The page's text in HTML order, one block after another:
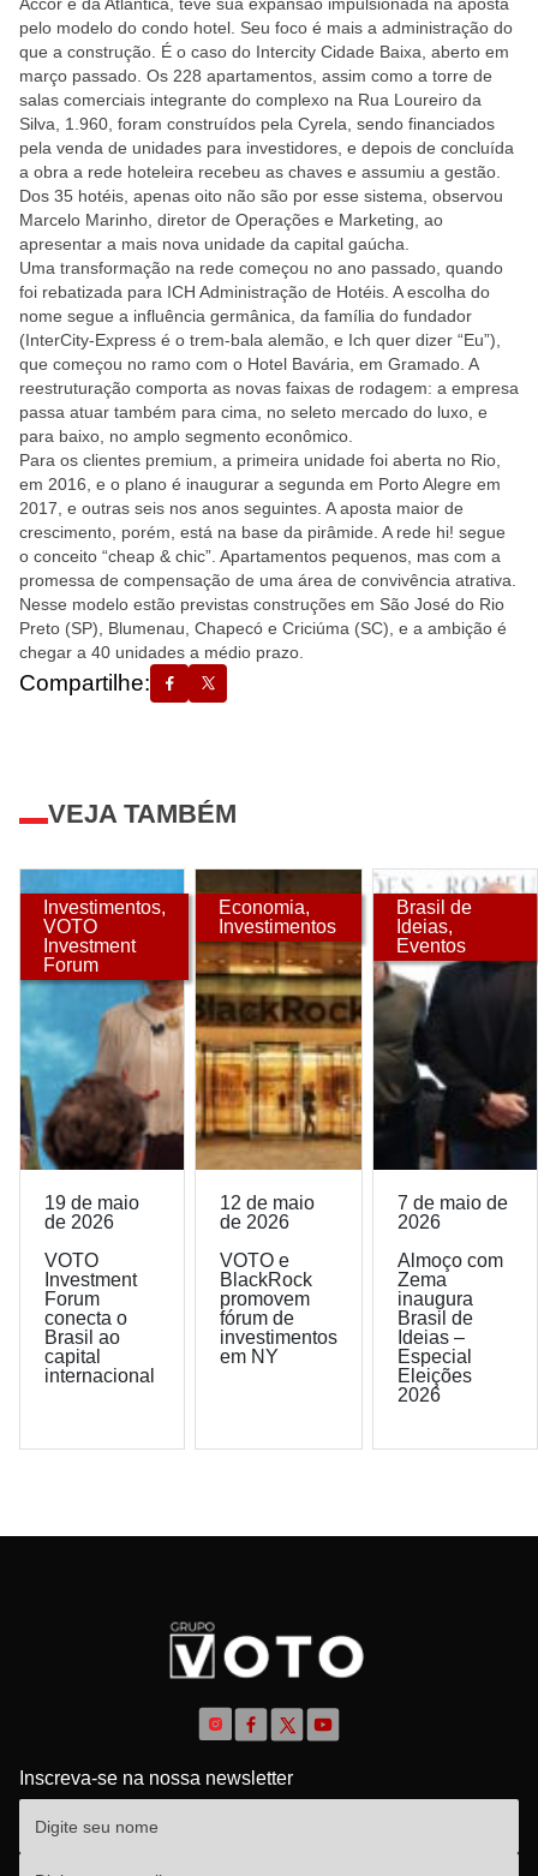
pelo modelo do condo hotel. Seu foco é mais a administração do
que a construção. É o caso do Intercity Cidade Baixa, aberto em
março passado. Os 228 apartamentos, assim como a torre de
salas comerciais integrante do complexo na Rua Loureiro da
Silva, 1.960, foram construídos pela Cyrela, sendo financiados
pela venda de unidades para investidores, e depois de concluída
a obra a rede hoteleira recebeu as chaves e assumiu a gestão.
Dos 35 hotéis, apenas oito não são por esse sistema, observou
Marcelo Marinho, diretor de Operações e Marketing, ao
apresentar a mais nova unidade da capital gaúcha.
Uma transformação na rede começou no ano passado, quando
foi rebatizada para ICH Administração de Hotéis. A escolha do
nome segue a influência germânica, da família do fundador
(InterCity-Express é o trem-bala alemão, e Ich quer dizer “Eu”),
que começou no ramo com o Hotel Bavária, em Gramado. A
reestruturação comporta as novas faixas de rodagem: a empresa
passa atuar também para cima, no seleto mercado do luxo, e
para baixo, no amplo segmento econômico.
Para os clientes premium, a primeira unidade foi aberta no Rio,
em 2016, e o plano é inaugurar a segunda em Porto Alegre em
2017, e outras seis nos anos seguintes. A aposta maior de
crescimento, porém, está na base da pirâmide. A rede hi! segue
o conceito “cheap & chic”. Apartamentos pequenos, mas com a
promessa de compensação de uma área de convivência atrativa.
Nesse modelo estão previstas construções em São José do Rio
Preto (SP), Blumenau, Chapecó e Criciúma (SC), e a ambição é
chegar a 40 unidades a médio prazo.
Compartilhe:
VEJA TAMBÉM
Investimentos,
VOTO
Investment
Forum
19 de maio
de 2026
VOTO
Investment
Forum
conecta o
Brasil ao
capital
internacional
Economia,
Investimentos
12 de maio
de 2026
VOTO e
BlackRock
promovem
fórum de
investimentos
em NY
Brasil de
Ideias,
Eventos
7 de maio de
2026
Almoço com
Zema
inaugura
Brasil de
Ideias –
Especial
Eleições
2026
Inscreva-se na nossa newsletter